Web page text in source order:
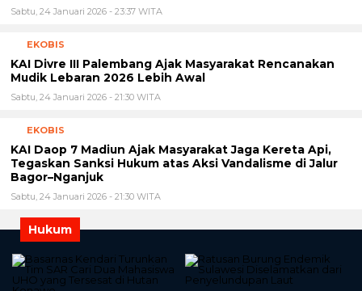
Sabtu, 24 Januari 2026 - 23:37 WITA
EKOBIS
KAI Divre III Palembang Ajak Masyarakat Rencanakan
Mudik Lebaran 2026 Lebih Awal
Sabtu, 24 Januari 2026 - 21:30 WITA
EKOBIS
KAI Daop 7 Madiun Ajak Masyarakat Jaga Kereta Api,
Tegaskan Sanksi Hukum atas Aksi Vandalisme di Jalur
Bagor–Nganjuk
Sabtu, 24 Januari 2026 - 21:30 WITA
Hukum